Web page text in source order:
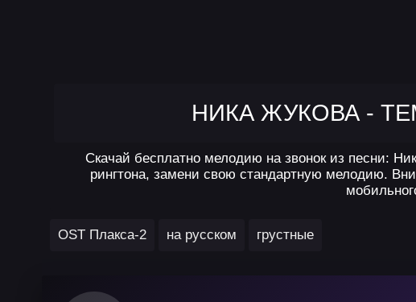
НИКА ЖУКОВА -
Скачай бесплатно мелодию на звонок из песни:
рингтона, замени свою стандартную мелодию.
OST Плакса-2
на русском
грустные